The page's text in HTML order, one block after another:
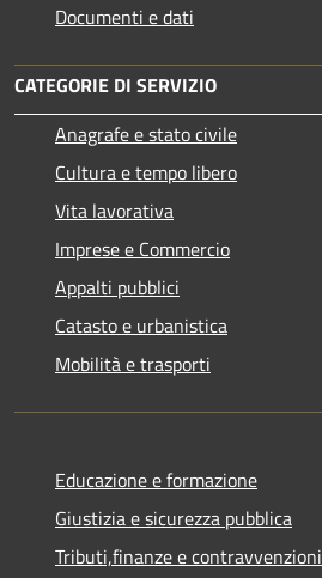
Documenti e dati
CATEGORIE DI SERVIZIO
Anagrafe e stato civile
Cultura e tempo libero
Vita lavorativa
Imprese e Commercio
Appalti pubblici
Catasto e urbanistica
Mobilità e trasporti
Educazione e formazione
Giustizia e sicurezza pubblica
Tributi,finanze e contravvenzioni